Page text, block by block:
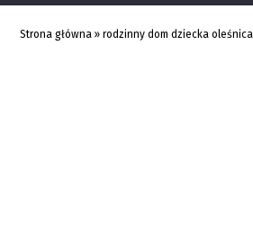
Strona główna »rodzinny dom dziecka oleśnica